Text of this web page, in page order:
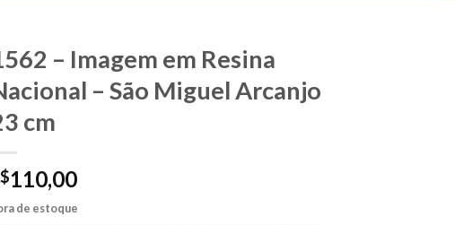
– Imagem em Resina
– São Miguel Arcanjo
cm
110,00
de estoque